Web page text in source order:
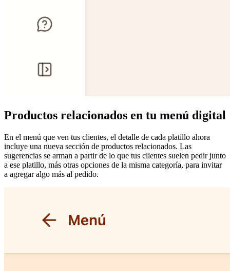
Productos relacionados en tu menú digital
En el menú que ven tus clientes, el detalle de cada platillo ahora
incluye una nueva sección de productos relacionados. Las
sugerencias se arman a partir de lo que tus clientes suelen pedir junto
a ese platillo, más otras opciones de la misma categoría, para invitar
a agregar algo más al pedido.